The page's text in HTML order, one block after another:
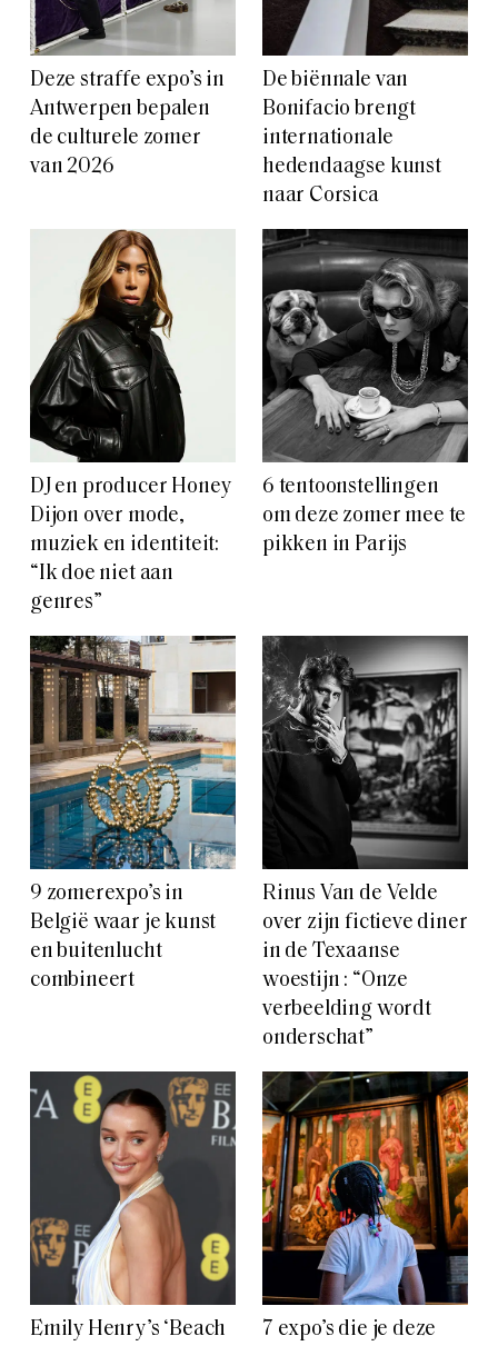
Deze straffe expo’s in
Antwerpen bepalen
de culturele zomer
van 2026
De biënnale van
Bonifacio brengt
internationale
hedendaagse kunst
naar Corsica
DJ en producer Honey
Dijon over mode,
muziek en identiteit:
“Ik doe niet aan
genres”
6 tentoonstellingen
om deze zomer mee te
pikken in Parijs
9 zomerexpo’s in
België waar je kunst
en buitenlucht
combineert
Rinus Van de Velde
over zijn fictieve diner
in de Texaanse
woestijn : “Onze
verbeelding wordt
onderschat”
Emily Henry’s ‘Beach
7 expo’s die je deze